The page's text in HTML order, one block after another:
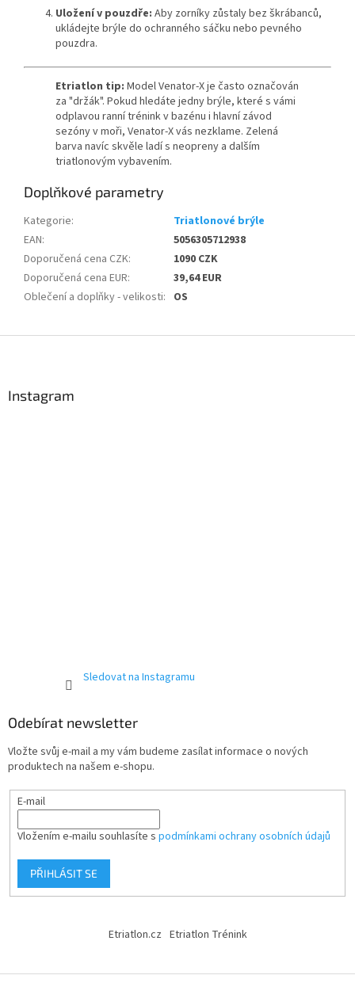
Uložení v pouzdře: Aby zorníky zůstaly bez škrábanců,
ukládejte brýle do ochranného sáčku nebo pevného
pouzdra.
Etriatlon tip: Model Venator-X je často označován
za "držák". Pokud hledáte jedny brýle, které s vámi
odplavou ranní trénink v bazénu i hlavní závod
sezóny v moři, Venator-X vás nezklame. Zelená
barva navíc skvěle ladí s neopreny a dalším
triatlonovým vybavením.
Doplňkové parametry
Kategorie:
Triatlonové brýle
EAN:
5056305712938
Doporučená cena CZK:
1090 CZK
Doporučená cena EUR:
39,64 EUR
Oblečení a doplňky - velikosti: OS
Instagram
Sledovat na Instagramu
Odebírat newsletter
Vložte svůj e-mail a my vám budeme zasílat informace o nových
produktech na našem e-shopu.
E-mail
Vložením e-mailu souhlasíte s podmínkami ochrany osobních údajů
PŘIHLÁSIT SE
Etriatlon.cz Etriatlon Trénink